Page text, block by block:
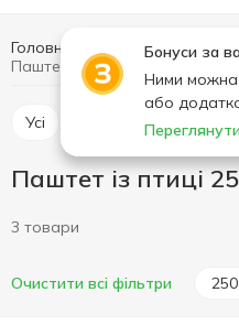
Бонуси за
Ними можна
або
Переглянути
Головна Консерви
Паштет із птиці 250 г
Усі М'ясний паштет
Паштет із птиці
3 товари
Очистити всі фільтри